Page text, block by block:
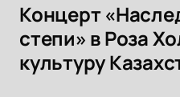
Концерт
степи» в Роза
культуру